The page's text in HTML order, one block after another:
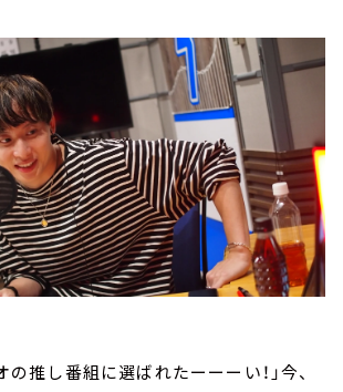
の推し番組に選ばれたーーーい！」今、